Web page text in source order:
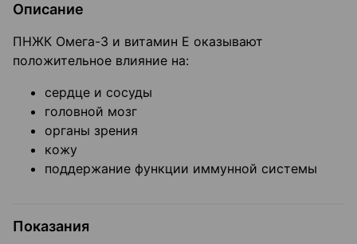
Описание
ПНЖК Омега-3 и витамин Е оказывают
положительное влияние на:
сердце и сосуды
головной мозг
органы зрения
кожу
поддержание функции иммунной системы
Показания